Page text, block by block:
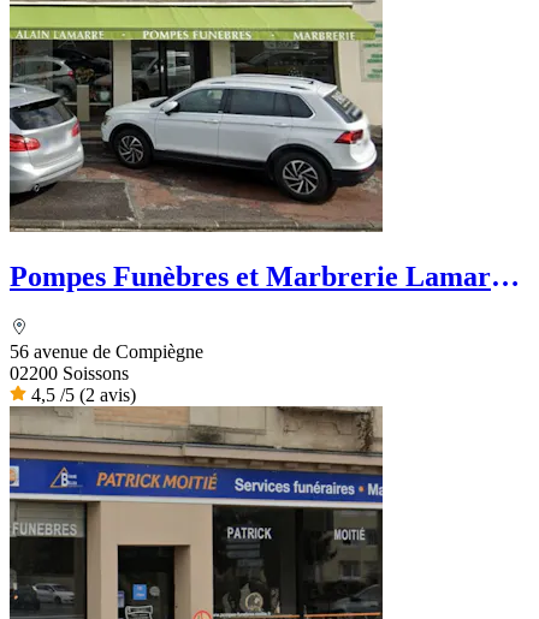
Pompes Funèbres et Marbrerie Lamarre
56 avenue de Compiègne
02200 Soissons
4,5 /5 (2 avis)